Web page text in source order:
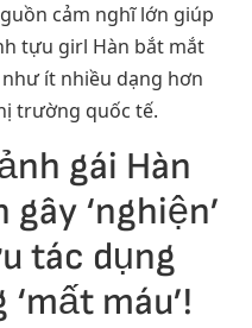
cảm nghĩ lớn giúp
tựu girl Hàn bắt mắt
ít nhiều dạng hơn
trường quốc tế.
gái Hàn
‘nghiện’
tác dụng
máu’!